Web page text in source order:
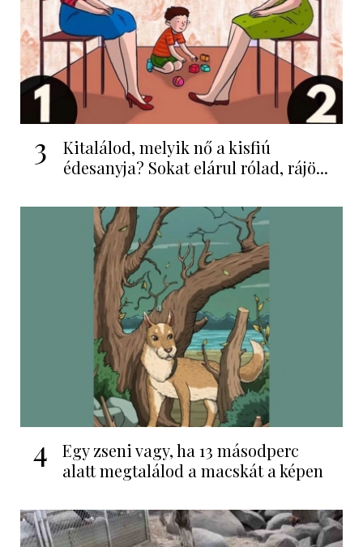
3
Kitalálod, melyik nő a kisfiú
édesanyja? Sokat elárul rólad, rájö...
4
Egy zseni vagy, ha 13 másodperc
alatt megtalálod a macskát a képen